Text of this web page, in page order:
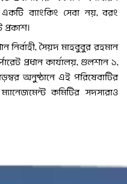
ব্যাংকিং সেবা নয়, বরং
নির্বাহী, সৈয়দ মাহবুবুর রহমান
প্রধান কার্যালয়, গুলশান ১,
অনুষ্ঠানে এই পরিষেবাটির
কমিটির সদস্যরাও